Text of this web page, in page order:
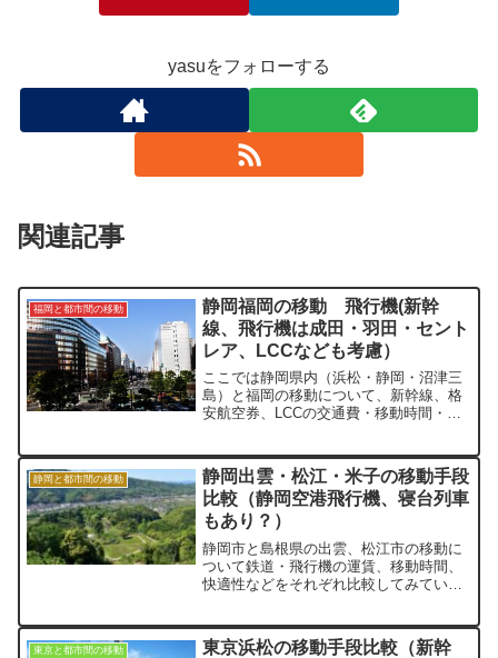
yasuをフォローする
関連記事
福岡と都市間の移動
静岡福岡の移動 飛行機(新幹
線、飛行機は成田・羽田・セント
レア、LCCなども考慮）
ここでは静岡県内（浜松・静岡・沼津三
島）と福岡の移動について、新幹線、格
安航空券、LCCの交通費・移動時間・快
静岡と都市間の移動
静岡出雲・松江・米子の移動手段
比較（静岡空港飛行機、寝台列車
もあり？）
静岡市と島根県の出雲、松江市の移動に
ついて鉄道・飛行機の運賃、移動時間、
快適性などをそれぞれ比較してみていき
東京と都市間の移動
東京浜松の移動手段比較（新幹